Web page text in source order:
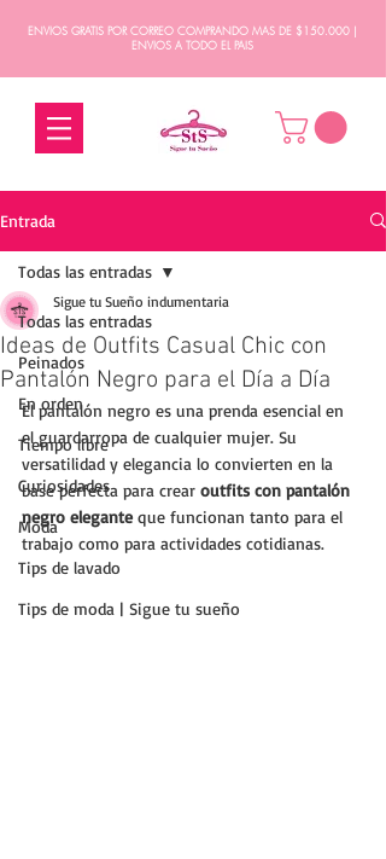
ENVIOS GRATIS POR CORREO COMPRANDO MAS DE $150.000 |
ENVIOS A TODO EL PAIS
Entrada
Todas las entradas
Peinados
En orden
Tiempo libre
Curiosidades
Moda
Tips de lavado
Tips de moda | Sigue tu sueño
Todas las entradas
Ideas de Outfits Casual Chic con
Pantalón Negro para el Día a Día
Sigue tu Sueño indumentaria
El pantalón negro es una prenda esencial en
el guardarropa de cualquier mujer. Su
versatilidad y elegancia lo convierten en la
base perfecta para crear outfits con pantalón
negro elegante que funcionan tanto para el
trabajo como para actividades cotidianas.